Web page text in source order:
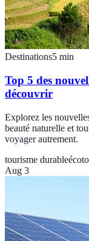
Destinations5 min
Top 5 des
découvrir
Explorez les
beauté naturelle et
voyager autrement.
tourisme durable
Aug 3